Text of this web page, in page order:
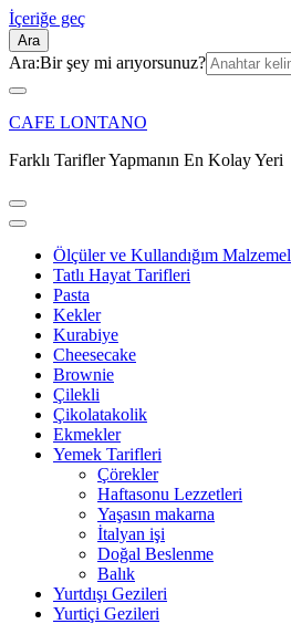
İçeriğe geç
Ara
Ara:Bir şey mi arıyorsunuz?
CAFE LONTANO
Farklı Tarifler Yapmanın En Kolay Yeri
Ölçüler ve Kullandığım
Tatlı Hayat Tarifleri
Pasta
Kekler
Kurabiye
Cheesecake
Brownie
Çilekli
Çikolatakolik
Ekmekler
Yemek Tarifleri
Çörekler
Haftasonu Lezzetleri
Yaşasın makarna
İtalyan işi
Doğal Beslenme
Balık
Yurtdışı Gezileri
Yurtiçi Gezileri